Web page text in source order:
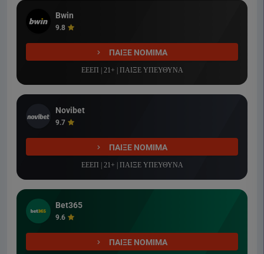
Bwin
9.8
ΠΑΙΞΕ ΝΟΜΙΜΑ
ΕΕΕΠ | 21+ | ΠΑΙΞΕ ΥΠΕΥΘΥΝΑ
Novibet
9.7
ΠΑΙΞΕ ΝΟΜΙΜΑ
ΕΕΕΠ | 21+ | ΠΑΙΞΕ ΥΠΕΥΘΥΝΑ
Bet365
9.6
ΠΑΙΞΕ ΝΟΜΙΜΑ